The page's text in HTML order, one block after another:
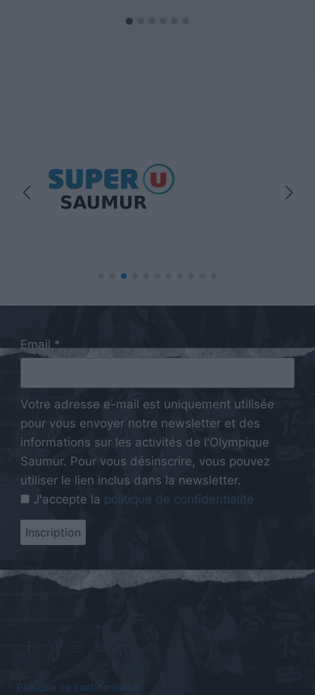
Email *
Votre adresse e-mail est uniquement utilisée
pour vous envoyer notre newsletter et des
informations sur les activités de l'Olympique
Saumur. Pour vous désinscrire, vous pouvez
utiliser le lien inclus dans la newsletter.
J'accepte la politique de confidentialité
Politique de confidentialité